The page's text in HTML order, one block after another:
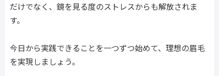
だけでなく、鏡を見る度のストレスからも解放されま
す。
今日から実践できることを一つずつ始めて、理想の眉毛
を実現しましょう。